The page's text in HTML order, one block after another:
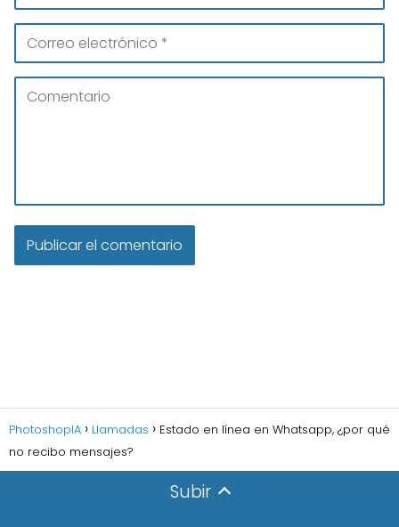
PhotoshopIA Llamadas
Estado en línea en Whatsapp, ¿por qué
no recibo mensajes?
Subir